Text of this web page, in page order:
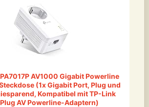
AV1000 Gigabit Powerline
(1x Gigabit Port, Plug und
Kompatibel mit TP-Link
AV Powerline-Adaptern)